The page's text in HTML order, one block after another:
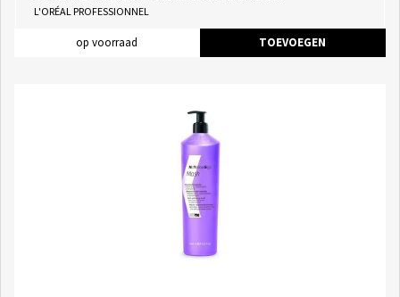
L'ORÉAL PROFESSIONNEL
op voorraad TOEVOEGEN